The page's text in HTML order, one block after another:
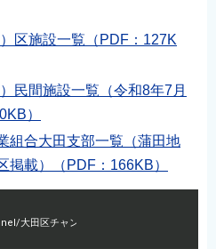
区施設一覧（PDF：127K
民間施設一覧（令和8年7月
）
組合大田支部一覧（蒲田地
掲載）（PDF：166KB）